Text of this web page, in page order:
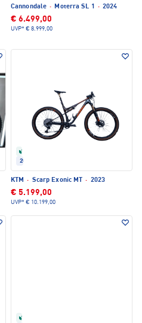
Cannondale · Moterra SL 1 · 2024
€ 6.499,00
UVP* € 8.999,00
2023
KTM · Scarp Exonic MT · 2023
€ 5.199,00
UVP* € 10.199,00